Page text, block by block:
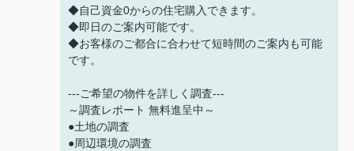
◆自己資金0からの住宅購入できます。
◆即日のご案内可能です。
◆お客様のご都合に合わせて短時間のご案内も可能
です。
---ご希望の物件を詳しく調査---
～調査レポート 無料進呈中～
●土地の調査
●周辺環境の調査